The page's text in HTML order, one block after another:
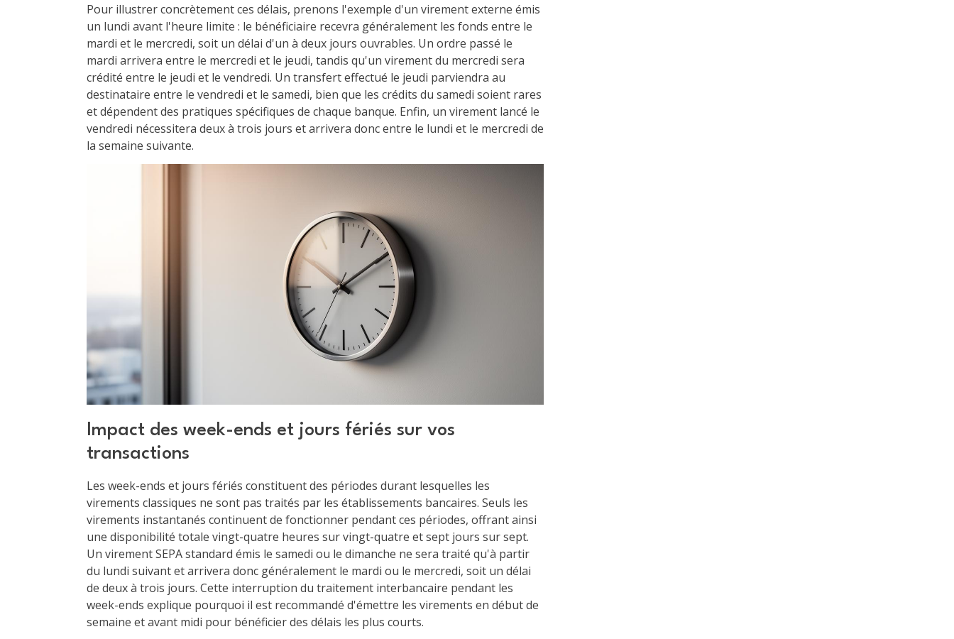
Pour illustrer concrètement ces délais, prenons l'exemple d'un virement externe émis
un lundi avant l'heure limite : le bénéficiaire recevra généralement les fonds entre le
mardi et le mercredi, soit un délai d'un à deux jours ouvrables. Un ordre passé le
mardi arrivera entre le mercredi et le jeudi, tandis qu'un virement du mercredi sera
crédité entre le jeudi et le vendredi. Un transfert effectué le jeudi parviendra au
destinataire entre le vendredi et le samedi, bien que les crédits du samedi soient rares
et dépendent des pratiques spécifiques de chaque banque. Enfin, un virement lancé le
vendredi nécessitera deux à trois jours et arrivera donc entre le lundi et le mercredi de
la semaine suivante.
Impact des week-ends et jours fériés sur vos
transactions
Les week-ends et jours fériés constituent des périodes durant lesquelles les
virements classiques ne sont pas traités par les établissements bancaires. Seuls les
virements instantanés continuent de fonctionner pendant ces périodes, offrant ainsi
une disponibilité totale vingt-quatre heures sur vingt-quatre et sept jours sur sept.
Un virement SEPA standard émis le samedi ou le dimanche ne sera traité qu'à partir
du lundi suivant et arrivera donc généralement le mardi ou le mercredi, soit un délai
de deux à trois jours. Cette interruption du traitement interbancaire pendant les
week-ends explique pourquoi il est recommandé d'émettre les virements en début de
semaine et avant midi pour bénéficier des délais les plus courts.